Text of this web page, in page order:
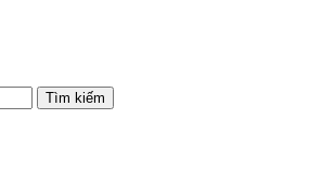
Tìm kiếm